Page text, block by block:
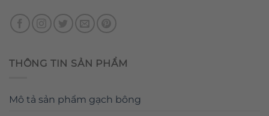
THÔNG TIN SẢN PHẨM
Mô tả sản phẩm gạch bông